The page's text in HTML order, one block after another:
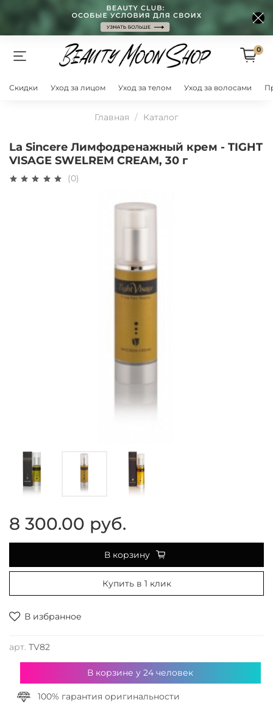
0
Скидки Уход за лицом Уход за телом Уход за волосами
Главная Каталог
La Sincere Лимфодренажный крем - TIGHT
VISAGE SWELREM CREAM, 30 г
(0)
В избранное
арт. TV82
8 300.00 руб.
В корзину
Купить в 1 клик
В корзине у24 человек
100% гарантия оригинальности